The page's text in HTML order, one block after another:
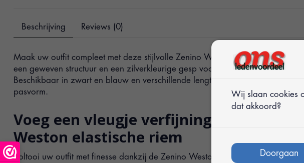
Beschrijving Reviews (0)
Maak uw outfit compleet met deze stijlvolle Zenino Weston elastische riem. Met
een geweven structuur en een zilverkleurige gesp voor een klassieke uitstraling.
Beschikbaar in zwart en blauw en verschillende lengtes voor een perfecte
pasvorm.
Voeg een vleugje verfijning toe met de
Weston elastische riem
Voltooi uw outfit met finesse dankzij de Zenino Weston riem. Met een verfijnde
Wij slaan cookies
dat akkoord?
Doorgaan